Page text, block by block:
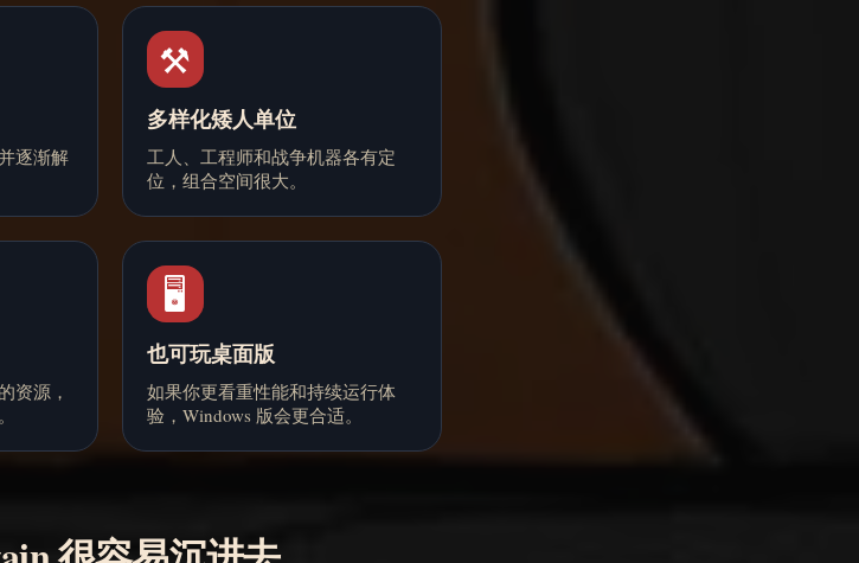
逐渐解
⚒️
多样化矮人单位
工人、工程师和战争机器各有定
位，组合空间很大。
资源，
🖥️
也可玩桌面版
如果你更看重性能和持续运行体
验，Windows 版会更合适。